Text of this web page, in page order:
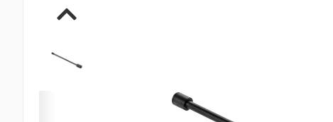
Краткое описание товара
Изображения товара
Стоимость товара